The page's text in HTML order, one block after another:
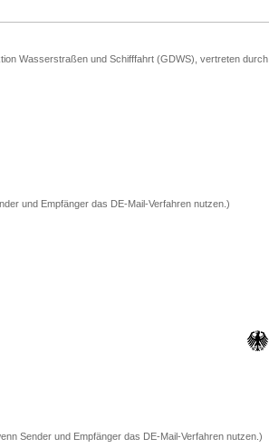
Wasserstraßen und Schifffahrt (GDWS), vertreten durch
und Empfänger das DE-Mail-Verfahren nutzen.)
Sender und Empfänger das DE-Mail-Verfahren nutzen.)